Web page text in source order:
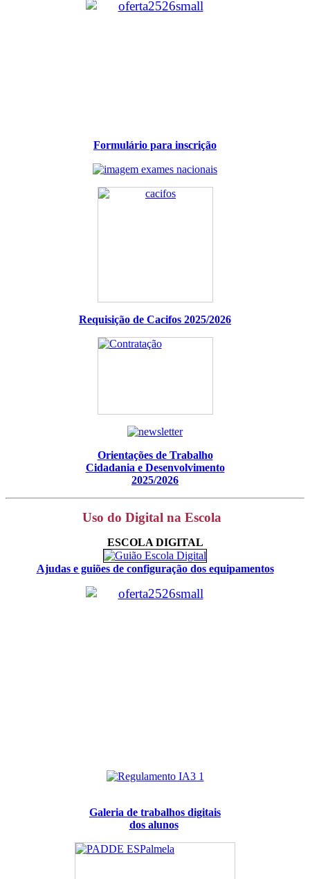
Formulário para inscrição
Requisição de Cacifos 2025/2026
Orientações de Trabalho
Cidadania e Desenvolvimento
2025/2026
Uso do Digital na Escola
ESCOLA DIGITAL
Ajudas e guiões de configuração dos equipamentos
Galeria de trabalhos digitais
dos alunos